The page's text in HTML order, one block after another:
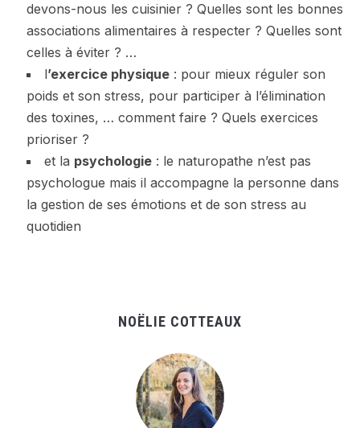
devons-nous les cuisinier ? Quelles sont les bonnes
associations alimentaires à respecter ? Quelles sont
celles à éviter ? …
l’exercice physique: pour mieux réguler son
poids et son stress, pour participer à l’élimination
des toxines, … comment faire ? Quels exercices
prioriser ?
et la psychologie: le naturopathe n’est pas
psychologue mais il accompagne la personne dans
la gestion de ses émotions et de son stress au
quotidien
NOËLIE COTTEAUX